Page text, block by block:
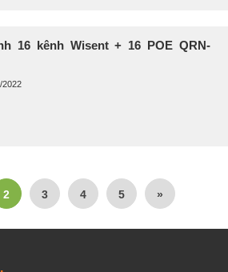
16 kênh Wisent + 16 POE QRN-
2022
2 3 4 5 »